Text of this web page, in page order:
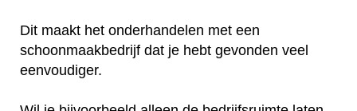
Dit maakt het onderhandelen met een
schoonmaakbedrijf dat je hebt gevonden veel
eenvoudiger.